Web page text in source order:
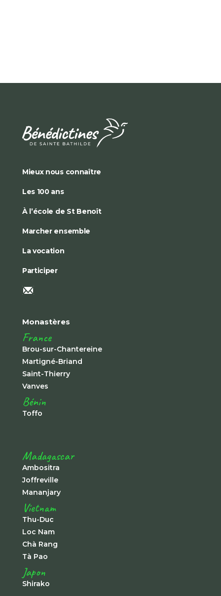
Mieux nous connaître
Les 100 ans
À l’école de St Benoît
Marcher ensemble
La vocation
Participer
Monastères
France
Brou-sur-Chantereine
Martigné-Briand
Saint-Thierry
Vanves
Bénin
Toffo
Madagascar
Ambositra
Joffreville
Mananjary
Vietnam
Thu-Duc
Loc Nam
Chà Rang
Tà Pao
Japon
Shirako